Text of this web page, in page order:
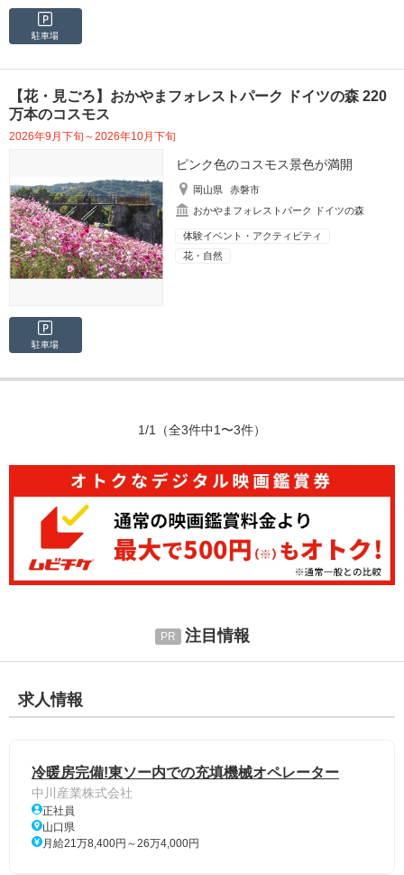
駐車場
【花・見ごろ】おかやまフォレストパーク ドイツの森 220
万本のコスモス
2026年9月下旬～2026年10月下旬
ピンク色のコスモス景色が満開
岡山県
赤磐市
おかやまフォレストパーク ドイツの森
体験イベント・アクティビティ
花・自然
駐車場
1/1 （全3件中1〜3件）
注目情報
求人情報
冷暖房完備!東ソー内での充填機械オペレーター
中川産業株式会社
正社員
山口県
月給21万8,400円～26万4,000円